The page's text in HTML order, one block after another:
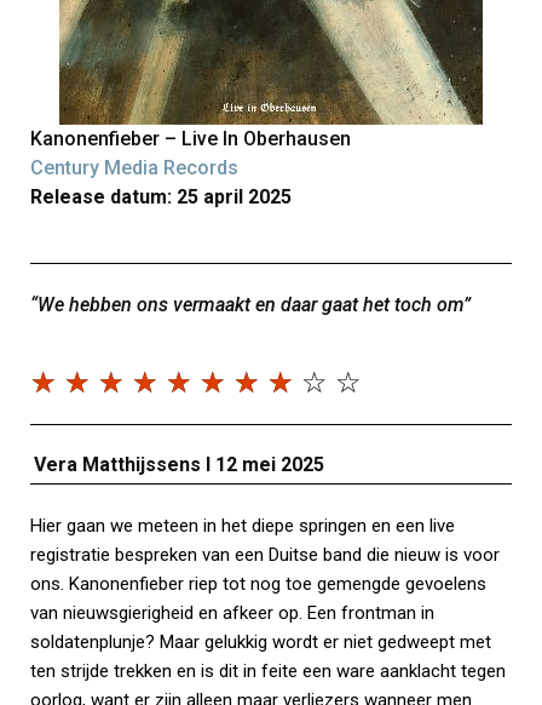
Kanonenfieber – Live In Oberhausen
Century Media Records
Release datum: 25 april 2025
“We hebben ons vermaakt en daar gaat het toch om”
☆ ☆ ☆ ☆ ☆ ☆ ☆ ☆ ☆ ☆
Vera Matthijssens I 12 mei 2025
Hier gaan we meteen in het diepe springen en een live
registratie bespreken van een Duitse band die nieuw is voor
ons. Kanonenfieber riep tot nog toe gemengde gevoelens
van nieuwsgierigheid en afkeer op. Een frontman in
soldatenplunje? Maar gelukkig wordt er niet gedweept met
ten strijde trekken en is dit in feite een ware aanklacht tegen
oorlog, want er zijn alleen maar verliezers wanneer men